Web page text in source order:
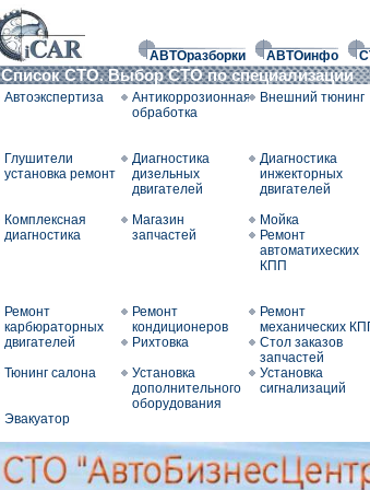
АВТОразборки АВТОинфо
Список СТО. Выбор СТО по специализации
Автоэкспертиза
Антикоррозионная
обработка
Внешний тюнинг
Глушители
установка ремонт
Диагностика
дизельных
двигателей
Диагностика
инжекторных
двигателей
Комплексная
диагностика
Магазин
запчастей
Мойка
Ремонт
автоматихеских
КПП
Ремонт
карбюраторных
двигателей
Ремонт
кондиционеров
Ремонт
механических
Рихтовка
Стол заказов
запчастей
Тюнинг салона
Установка
дополнительного
оборудования
Установка
сигнализаций
Эвакуатор